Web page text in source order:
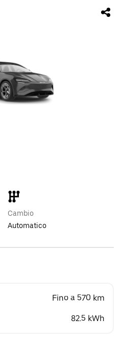
Cambio
Automatico
Fino a 570 km
82.5 kWh